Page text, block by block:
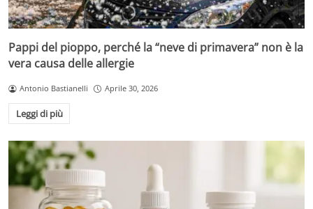
Pappi del pioppo, perché la “neve di primavera” non è la
vera causa delle allergie
Antonio Bastianelli Aprile 30, 2026
Leggi di più